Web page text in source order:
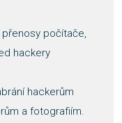
počítače,
hackery
hackerům
a fotografiím.